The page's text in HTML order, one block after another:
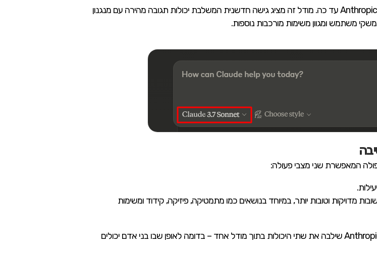
Claude 3.7 Sonnet, המודל המתקדם ביותר שפותח על ידי חברת Anthropic עד כה. מודל זה מציג גישה חדשנית המשלבת יכולות תגובה מהירה עם מנגנון
משתמש ומגוון משימות מורכבות נוספות.
מדויקות וטובות יותר, במיוחד בנושאים כמו מתמטיקה, פיזיקה, קידוד ומשימות
בזמן שחברות אחרות מפתחות מודלים שונים למצבי חשיבה שונים, Anthropic שילבה את שתי היכולות בתוך מודל אחד – בדומה לאופן שבו בני אדם יכולים